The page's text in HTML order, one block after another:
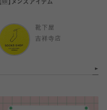
【🆕】メンズアイテム
靴下屋
吉祥寺店